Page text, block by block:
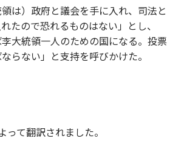
は）政府と議会を手に入れ、司法と
たので恐れるものはない」とし、
李大統領一人のための国になる。投票
らない」と支持を呼びかけた。
って翻訳されました。